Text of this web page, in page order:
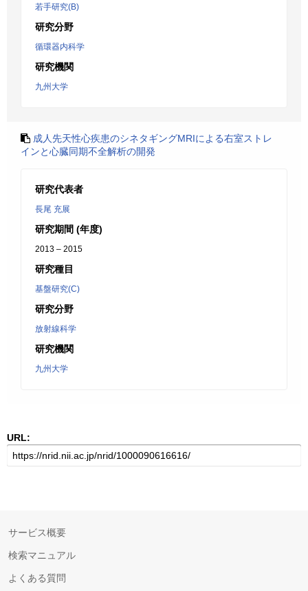
若手研究(B)
研究分野
循環器内科学
研究機関
九州大学
成人先天性心疾患のシネタギングMRIによる右室ストレ
インと心臓同期不全解析の開発
研究代表者
長尾 充展
研究期間 (年度)
2013 – 2015
研究種目
基盤研究(C)
研究分野
放射線科学
研究機関
九州大学
URL:
サービス概要
検索マニュアル
よくある質問